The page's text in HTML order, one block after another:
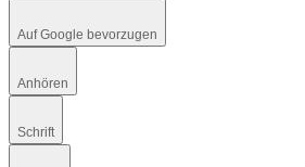
Auf Google bevorzugen
Anhören
Schrift